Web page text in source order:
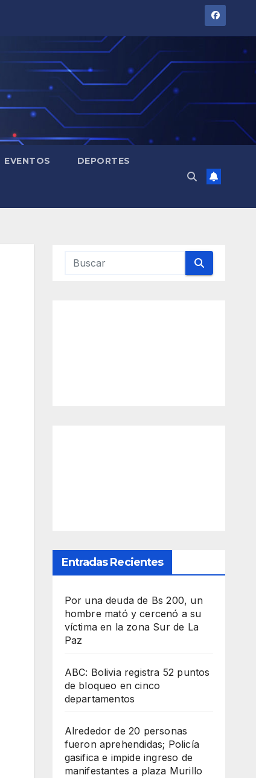
EVENTOS DEPORTES
Entradas Recientes
Por una deuda de Bs 200, un
hombre mató y cercenó a su
víctima en la zona Sur de La
Paz
ABC: Bolivia registra 52 puntos
de bloqueo en cinco
departamentos
Alrededor de 20 personas
fueron aprehendidas; Policía
gasifica e impide ingreso de
manifestantes a plaza Murillo